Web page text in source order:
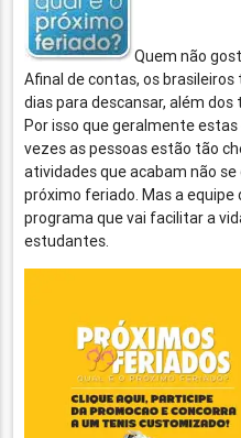
Quem não
Afinal de contas, os
dias para descansar, além
Por isso que geralmente
vezes as pessoas estão tão
atividades que acabam não
próximo feriado. Mas a equipe
programa que vai facilitar a
estudantes.